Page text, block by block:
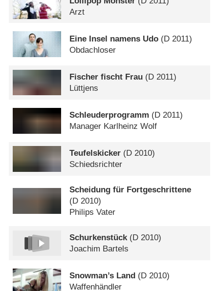
Arzt
Eine Insel namens Udo (D 2011)
Obdachloser
Fischer fischt Frau (D 2011)
Lüttjens
Schleuderprogramm (D 2011)
Manager Karlheinz Wolf
Teufelskicker (D 2010)
Schiedsrichter
Scheidung für Fortgeschrittene
(D 2010)
Philips Vater
Schurkenstück(D 2010)
Joachim Bartels
Snowman’s Land (D 2010)
Waffenhändler